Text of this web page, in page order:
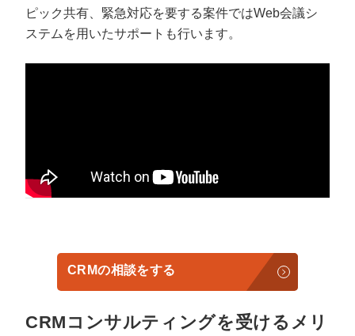
ピック共有、緊急対応を要する案件ではWeb会議シ
ステムを用いたサポートも行います。
CRMの相談をする
CRMコンサルティングを受けるメリ